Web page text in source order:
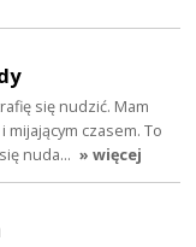
się nudzić. Mam
czasem. To
nuda… » więcej